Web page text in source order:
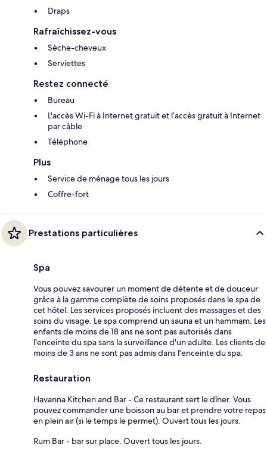
Draps
Rafraîchissez-vous
Sèche-cheveux
Serviettes
Restez connecté
Bureau
L'accès Wi-Fi à Internet gratuit et l’accès gratuit à Internet
par câble
Téléphone
Plus
Service de ménage tous les jours
Coffre-fort
Prestations particulières
Spa
Vous pouvez savourer un moment de détente et de douceur
grâce à la gamme complète de soins proposés dans le spa de
cet hôtel. Les services proposés incluent des massages et des
soins du visage. Le spa comprend un sauna et un hammam. Les
enfants de moins de 18 ans ne sont pas autorisés dans
l'enceinte du spa sans la surveillance d'un adulte. Les clients de
moins de 3 ans ne sont pas admis dans l'enceinte du spa.
Restauration
Havanna Kitchen and Bar - Ce restaurant sert le dîner. Vous
pouvez commander une boisson au bar et prendre votre repas
en plein air (si le temps le permet). Ouvert tous les jours.
Rum Bar - bar sur place. Ouvert tous les jours.